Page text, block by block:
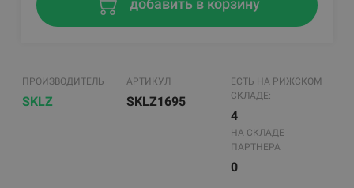
добавить в корзину
ПРОИЗВОДИТЕЛЬ
SKLZ
АРТИКУЛ
SKLZ1695
ЕСТЬ НА РИЖСКОМ
СКЛАДЕ:
4
НА СКЛАДЕ
ПАРТНЕРА
0